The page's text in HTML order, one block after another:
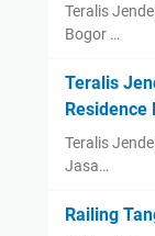
Teralis
Bogor …
Teralis
Residence
Teralis
Jasa…
Railing